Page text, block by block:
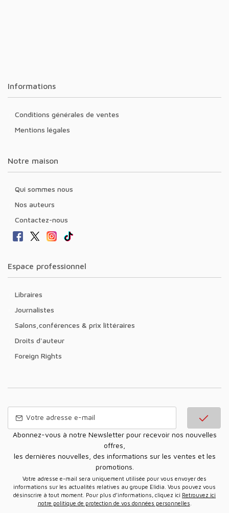
Informations
Conditions générales de ventes
Mentions légales
Notre maison
Qui sommes nous
Nos auteurs
Contactez-nous
Espace professionnel
Libraires
Journalistes
Salons,conférences & prix littéraires
Droits d'auteur
Foreign Rights
Abonnez-vous à notre Newsletter pour recevoir nos nouvelles
offres,
les dernières nouvelles, des informations sur les ventes et les
promotions.
Votre adresse e-mail sera uniquement utilisée pour vous envoyer des
informations sur les actualités relatives au groupe Elidia. Vous pouvez vous
désinscrire à tout moment. Pour plus d’informations, cliquez ici Retrouvez ici
notre politique de protection de vos données personnelles